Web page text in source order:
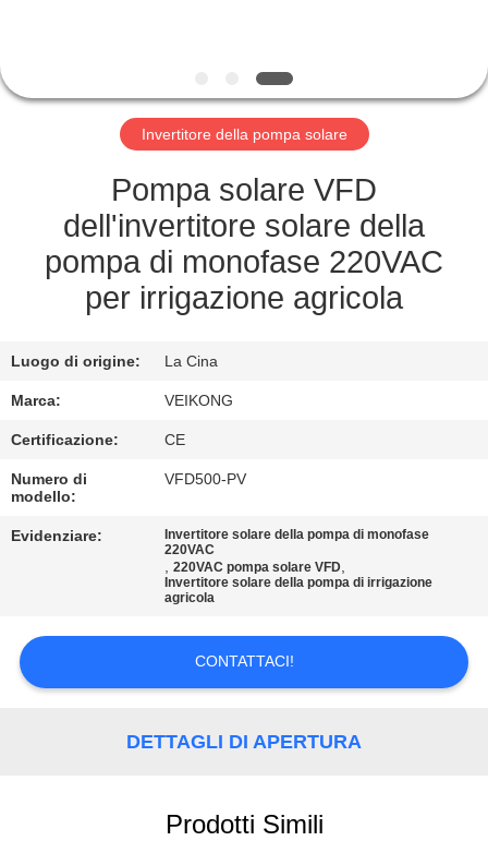
CONTROLLO
QUALITÀ
CONTATTICI
NOTIZIA
RICHIEDA
UNA
CITAZIONE
MAPPA
SITO
PRIVACY
Invertitore della pompa solare
Pompa solare VFD
dell'invertitore solare della
pompa di monofase 220VAC
per irrigazione agricola
Luogo di origine: La Cina
Marca: VEIKONG
Certificazione: CE
Numero di
modello:
VFD500-PV
Evidenziare:
Invertitore solare della pompa di monofase
220VAC
,220VAC pompa solare VFD,
Invertitore solare della pompa di irrigazione
agricola
CONTATTACI!
DETTAGLI DI APERTURA
Prodotti Simili